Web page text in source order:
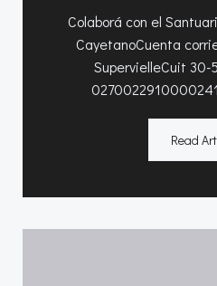
Colaborá con el
CayetanoCuenta
SupervielleCuit 30-
Read